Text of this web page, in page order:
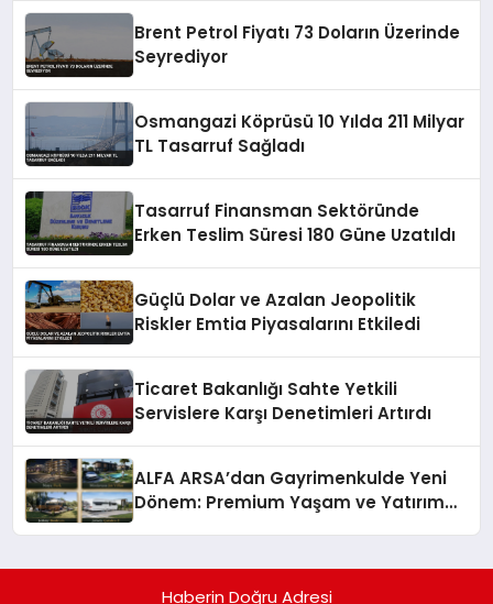
Brent Petrol Fiyatı 73 Doların Üzerinde
Seyrediyor
Osmangazi Köprüsü 10 Yılda 211 Milyar
TL Tasarruf Sağladı
Tasarruf Finansman Sektöründe
Erken Teslim Süresi 180 Güne Uzatıldı
Güçlü Dolar ve Azalan Jeopolitik
Riskler Emtia Piyasalarını Etkiledi
Ticaret Bakanlığı Sahte Yetkili
Servislere Karşı Denetimleri Artırdı
ALFA ARSA’dan Gayrimenkulde Yeni
Dönem: Premium Yaşam ve Yatırım
Haberin Doğru Adresi